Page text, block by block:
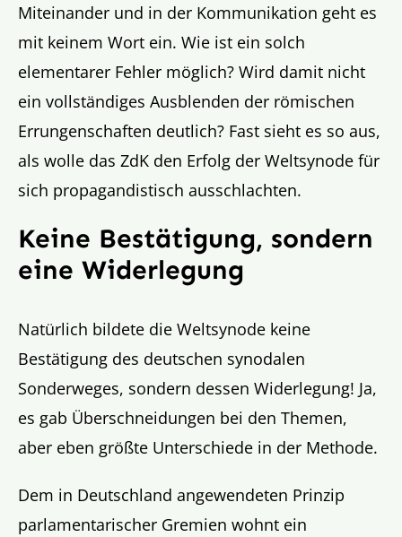
Miteinander und in der Kommunikation geht es
mit keinem Wort ein. Wie ist ein solch
elementarer Fehler möglich? Wird damit nicht
ein vollständiges Ausblenden der römischen
Errungenschaften deutlich? Fast sieht es so aus,
als wolle das ZdK den Erfolg der Weltsynode für
sich propagandistisch ausschlachten.
Keine Bestätigung, sondern
eine Widerlegung
Natürlich bildete die Weltsynode keine
Bestätigung des deutschen synodalen
Sonderweges, sondern dessen Widerlegung! Ja,
es gab Überschneidungen bei den Themen,
aber eben größte Unterschiede in der Methode.
Dem in Deutschland angewendeten Prinzip
parlamentarischer Gremien wohnt ein